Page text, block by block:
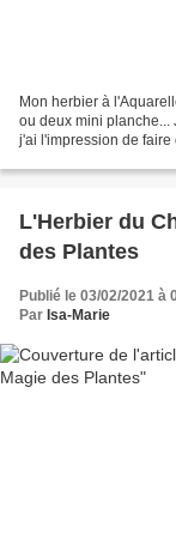
Mon herbier à
ou deux mini
j'ai l'impression de faire
L'Herbier du
des Plantes
Publié le 03/02/2021 à
Par Isa-Marie